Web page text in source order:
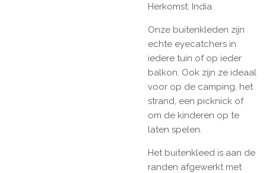
Herkomst: India
Onze buitenkleden zijn
echte eyecatchers in
iedere tuin of op ieder
balkon. Ook zijn ze ideaal
voor op de camping, het
strand, een picknick of
om de kinderen op te
laten spelen.
Het buitenkleed is aan de
randen afgewerkt met